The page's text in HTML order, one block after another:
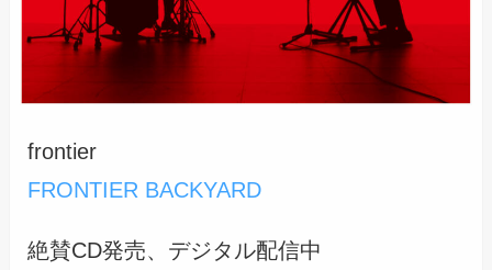
frontier
FRONTIER BACKYARD
絶賛CD発売、デジタル配信中